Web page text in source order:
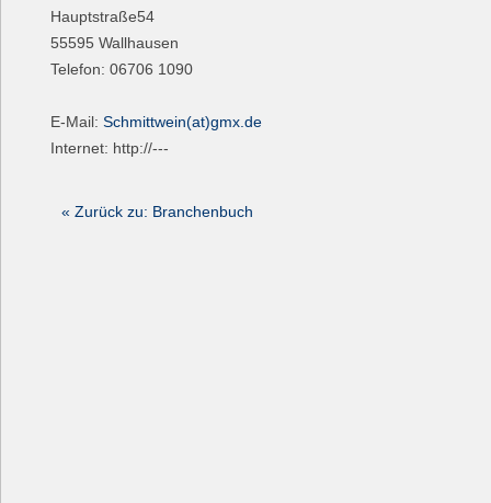
Hauptstraße54
55595 Wallhausen
Telefon: 06706 1090
E-Mail: Schmittwein(at)gmx.de
Internet: http://---
« Zurück zu: Branchenbuch